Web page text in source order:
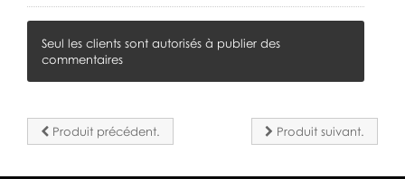
Seul les clients sont autorisés à publier des
commentaires
Produit précédent. Produit suivant.